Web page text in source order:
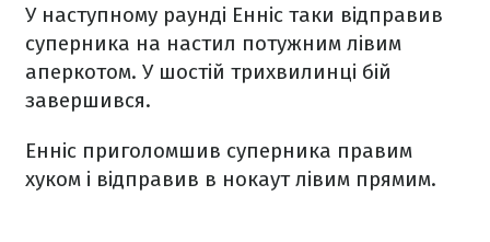
У наступному раунді Енніс таки відправив
суперника на настил потужним лівим
аперкотом. У шостій трихвилинці бій
завершився.
Енніс приголомшив суперника правим
хуком і відправив в нокаут лівим прямим.